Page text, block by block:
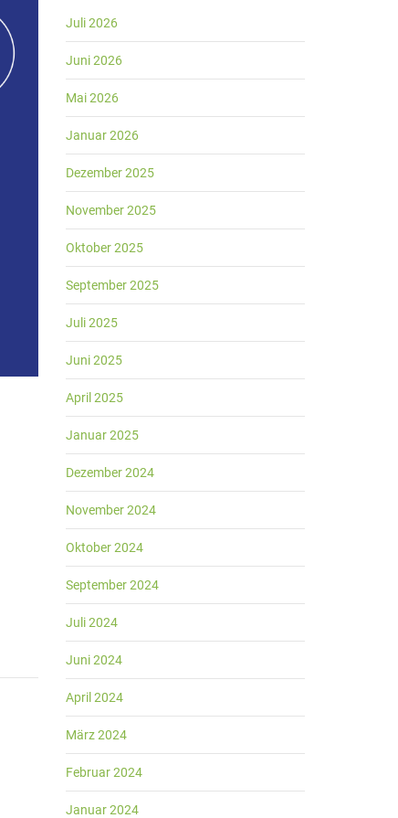
Juli 2026
Juni 2026
Mai 2026
Januar 2026
Dezember 2025
November 2025
Oktober 2025
September 2025
Juli 2025
Juni 2025
April 2025
Januar 2025
Dezember 2024
November 2024
Oktober 2024
September 2024
Juli 2024
Juni 2024
April 2024
März 2024
Februar 2024
Januar 2024